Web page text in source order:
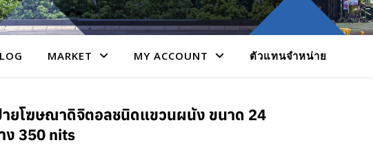
MARKET MY ACCOUNT ตัวแทนจำหน่าย
ายโฆษณาดิจิตอลชนิดแขวนผนัง ขนาด 24
ง 350 nits